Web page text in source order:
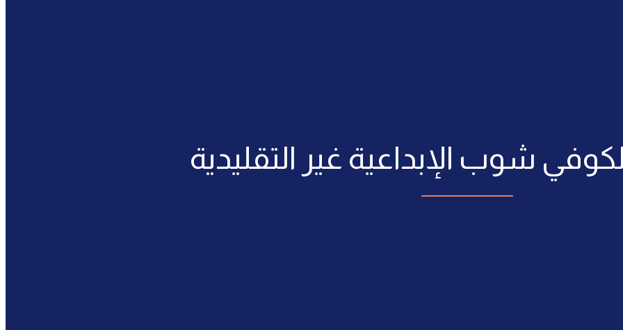
شوب الإبداعية غير التقليدية